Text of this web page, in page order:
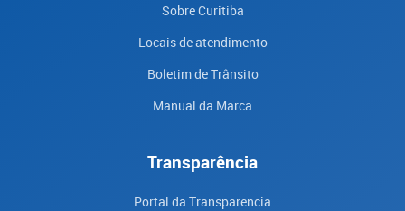
Sobre Curitiba
Locais de atendimento
Boletim de Trânsito
Manual da Marca
Transparência
Portal da Transparencia